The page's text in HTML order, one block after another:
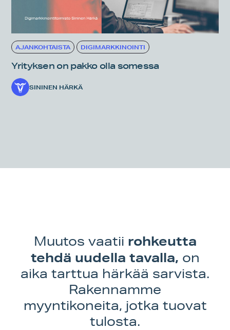
AJANKOHTAISTA DIGIMARKKINOINTI
Yrityksen on pakko olla somessa
SININEN HÄRKÄ
Muutos vaatii rohkeutta
tehdä uudella tavalla, on
aika tarttua härkää sarvista.
Rakennamme
myyntikoneita, jotka tuovat
tulosta.